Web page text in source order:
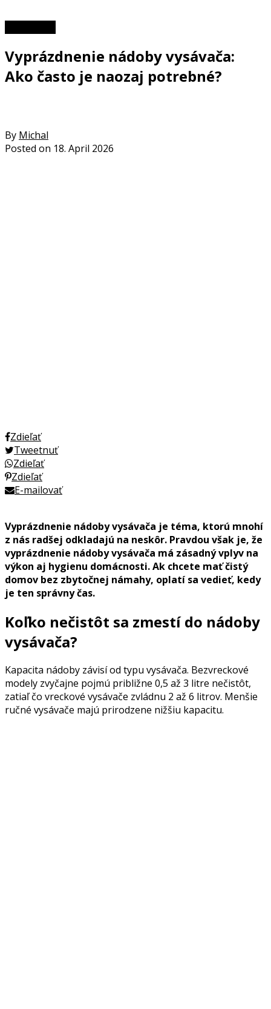
Vyprázdnenie nádoby vysávača:
Ako často je naozaj potrebné?
By Michal
Posted on 18. April 2026
Zdieľať
Tweetnuť
Zdieľať
Zdieľať
E-mailovať
Vyprázdnenie nádoby vysávača je téma, ktorú mnohí
z nás radšej odkladajú na neskôr. Pravdou však je, že
vyprázdnenie nádoby vysávača má zásadný vplyv na
výkon aj hygienu domácnosti. Ak chcete mať čistý
domov bez zbytočnej námahy, oplatí sa vedieť, kedy
je ten správny čas.
Koľko nečistôt sa zmestí do nádoby
vysávača?
Kapacita nádoby závisí od typu vysávača. Bezvreckové
modely zvyčajne pojmú približne 0,5 až 3 litre nečistôt,
zatiaľ čo vreckové vysávače zvládnu 2 až 6 litrov. Menšie
ručné vysávače majú prirodzene nižšiu kapacitu.